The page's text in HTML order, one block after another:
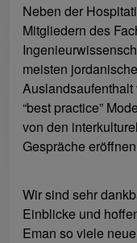
Neben der
Mitgliedern des
meisten
“best practice”
von den
Gespräche
Wir sind sehr
Einblicke und
Eman so viele